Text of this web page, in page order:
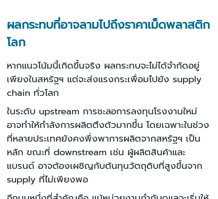
ผลกระทบที่อาจลามไปถึงราคาเม็ดพลาสติก
โลก
หากแนวโน้มนี้เกิดขึ้นจริง ผลกระทบจะไม่ได้จำกัดอยู่
เพียงในสหรัฐฯ แต่จะส่งแรงกระเพื่อมไปยัง supply
chain ทั่วโลก
ในระดับ upstream การชะลอการลงทุนโรงงานใหม่
อาจทำให้กำลังการผลิตตึงตัวมากขึ้น โดยเฉพาะในช่วง
ที่หลายประเทศยังคงพึ่งพาการผลิตจากสหรัฐฯ เป็น
หลัก ขณะที่ downstream เช่น ผู้ผลิตสินค้าและ
แบรนด์ อาจต้องเผชิญกับต้นทุนวัตถุดิบที่สูงขึ้นจาก
supply ที่ไม่เพียงพอ